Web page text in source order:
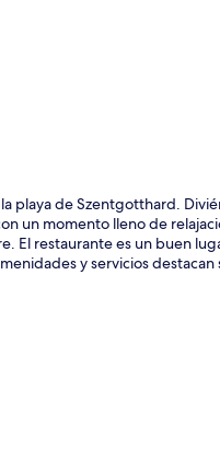
playa de Szentgotthard.
un momento lleno de
El restaurante es un buen
y servicios destacan